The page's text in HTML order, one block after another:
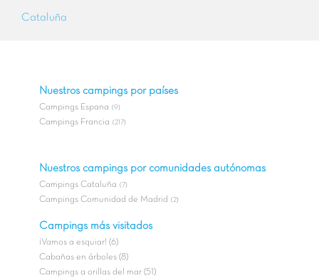
Cataluña
Nuestros campings por países
Campings Espana (9)
Campings Francia (217)
Nuestros campings por comunidades autónomas
Campings Cataluña (7)
Campings Comunidad de Madrid (2)
Campings más visitados
¡Vamos a esquiar! (6)
Cabañas en árboles (8)
Campings a orillas del mar (51)